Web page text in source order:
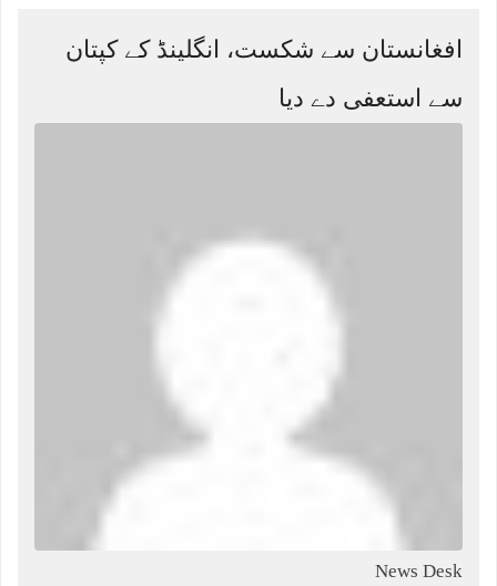
افغانستان سے شکست، انگلینڈ کے کپتان
سے استعفی دے دیا
News Desk